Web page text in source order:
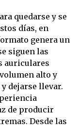
quedarse y se
días, en
genera un
siguen las
auriculares
alto y
dejarse llevar.
de producir
Desde las